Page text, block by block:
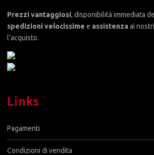
Prezzi vantaggiosi, disponibilità immediata
spedizioni velocissime e assistenza ai
l’acquisto.
Links
Pagamenti
Condizioni di vendita